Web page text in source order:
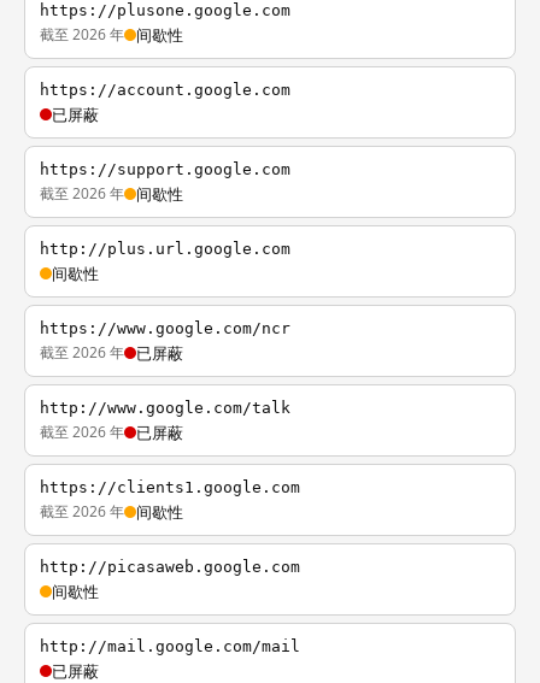
https://plusone.google.com
截至 2026 年 间歇性
https://account.google.com
已屏蔽
https://support.google.com
截至 2026 年 间歇性
http://plus.url.google.com
间歇性
https://www.google.com/ncr
截至 2026 年 已屏蔽
http://www.google.com/talk
截至 2026 年 已屏蔽
https://clients1.google.com
截至 2026 年 间歇性
http://picasaweb.google.com
间歇性
http://mail.google.com/mail
已屏蔽